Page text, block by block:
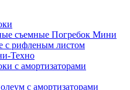
съемные Погребок Мини
с рифленым листом
Техно
с амортизаторами
с амортизаторами